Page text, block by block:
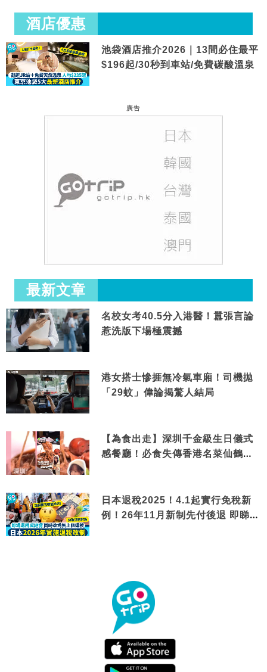
酒店優惠
池袋酒店推介2026｜13間必住最平
$196起/30秒到車站/免費碳酸溫泉
廣告
最新文章
名校女考40.5分入港醫！囂張言論
惹洗版下場極震撼
港女搭士慘捱無冷氣車廂！司機拋
「29蚊」偉論揭驚人結局
【為食出走】深圳千金級生日儀式
感餐廳！必食失傳香港名菜仙鶴神
日本退稅2025！4.1起實行免稅新
例！26年11月新制先付後退 即睇步